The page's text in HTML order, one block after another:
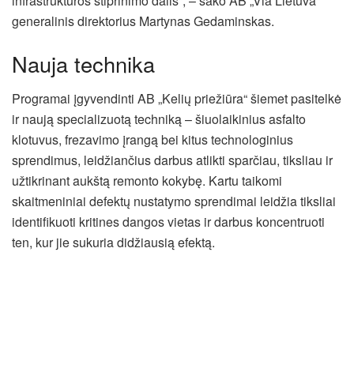
generalinis direktorius Martynas Gedaminskas.
Nauja technika
Programai įgyvendinti AB „Kelių priežiūra“ šiemet pasitelkė
ir naują specializuotą techniką – šiuolaikinius asfalto
klotuvus, frezavimo įrangą bei kitus technologinius
sprendimus, leidžiančius darbus atlikti sparčiau, tiksliau ir
užtikrinant aukštą remonto kokybę. Kartu taikomi
skaitmeniniai defektų nustatymo sprendimai leidžia tiksliai
identifikuoti kritines dangos vietas ir darbus koncentruoti
ten, kur jie sukuria didžiausią efektą.